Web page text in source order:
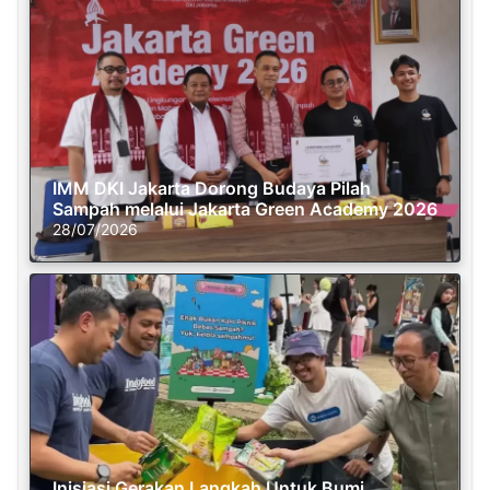
IMM DKI Jakarta Dorong Budaya Pilah
Sampah melalui Jakarta Green Academy 2026
28/07/2026